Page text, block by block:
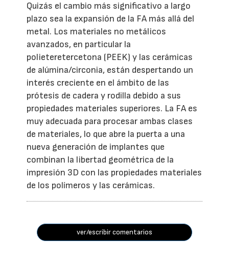
Quizás el cambio más significativo a largo
plazo sea la expansión de la FA más allá del
metal. Los materiales no metálicos
avanzados, en particular la
polieteretercetona (PEEK) y las cerámicas
de alúmina/circonia, están despertando un
interés creciente en el ámbito de las
prótesis de cadera y rodilla debido a sus
propiedades materiales superiores. La FA es
muy adecuada para procesar ambas clases
de materiales, lo que abre la puerta a una
nueva generación de implantes que
combinan la libertad geométrica de la
impresión 3D con las propiedades materiales
de los polímeros y las cerámicas.
ver/escribir comentarios